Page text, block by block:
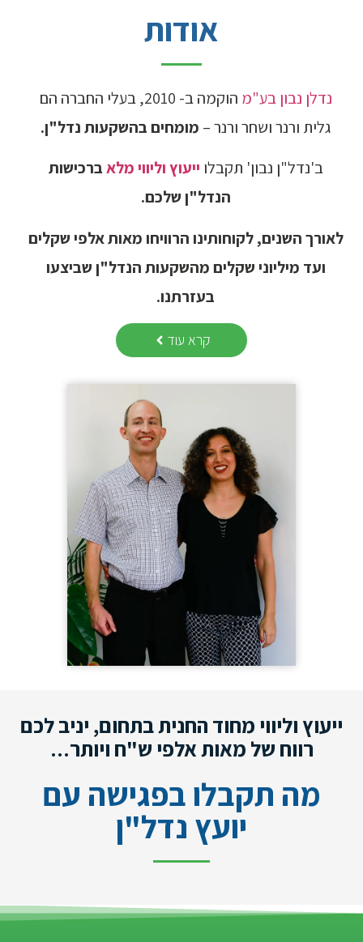
אודות
נדלן נבון בע"מ
הוקמה ב- 2010, בעלי החברה הם
גלית ורנר ושחר ורנר – מומחים בהשקעות נדל"ן.
ב'נדל"ן נבון' תקבלו ייעוץ וליווי מלאברכישות
הנדל"ן שלכם.
לאורך השנים, לקוחותינו הרוויחו מאות אלפי שקלים
ועד מיליוני שקלים מהשקעות הנדל"ן שביצעו
בעזרתנו.
קרא עוד
ייעוץ וליווי מחוד החנית בתחום, יניב לכם
רווח של מאות אלפי ש"ח ויותר...
מה תקבלו בפגישה עם
יועץ נדל"ן